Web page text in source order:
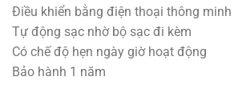
Điều khiển bằng điện thoại thông minh
Tự động sạc nhờ bộ sạc đi kèm
Có chế độ hẹn ngày giờ hoạt động
Bảo hành 1 năm